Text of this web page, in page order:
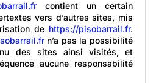
contient un certain
vers d’autres sites, mis
de https://pisobarrail.fr.
n’a pas la possibilité
des sites ainsi visités, et
aucune responsabilité